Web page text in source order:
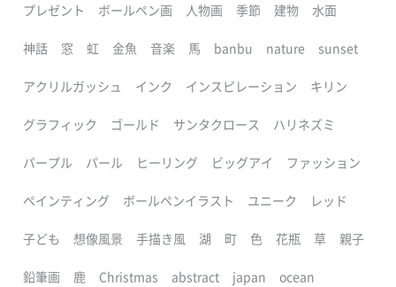
プレゼント ボールペン画 人物画 季節 建物 水面
神話 窓 虹 金魚 音楽 馬 banbu nature sunset
アクリルガッシュ インク インスピレーション キリン
グラフィック ゴールド サンタクロース ハリネズミ
パープル パール ヒーリング ビッグアイ ファッション
ペインティング ボールペンイラスト ユニーク レッド
子ども 想像風景 手描き風 湖 町 色 花瓶 草 親子
鉛筆画 鹿 Christmas abstract japan ocean